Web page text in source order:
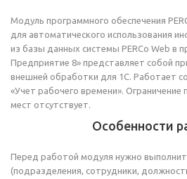
Модуль программного обеспечения
для автоматического использования
из базы данных системы PERCo Web в
Предприятие 8» представляет собой
внешней обработки для 1С. Работает
«Учет рабочего времени». Ограничение
мест отсутствует.
Особенности
Перед работой модуля нужно
(подразделения, сотрудники,